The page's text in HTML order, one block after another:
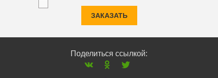
ЗАКАЗАТЬ
Поделиться ссылкой: